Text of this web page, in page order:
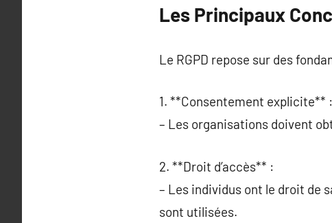
Les Principaux
Le RGPD repose sur des
1. **Consentement explicite** :
– Les organisations doivent
2. **Droit d’accès** :
– Les individus ont le droit de
sont utilisées.